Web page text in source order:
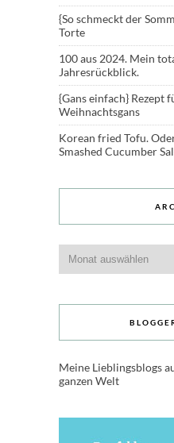
{So schmeckt der
Torte
100 aus 2024. Mein
Jahresrückblick.
{Gans einfach} Rezept
Weihnachtsgans
Korean fried Tofu.
Smashed Cucumber
Meine Lieblingsblogs
ganzen Welt